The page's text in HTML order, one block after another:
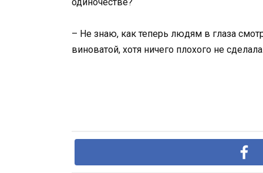
– Не знаю, как теперь людям в глаза
виноватой, хотя ничего плохого не